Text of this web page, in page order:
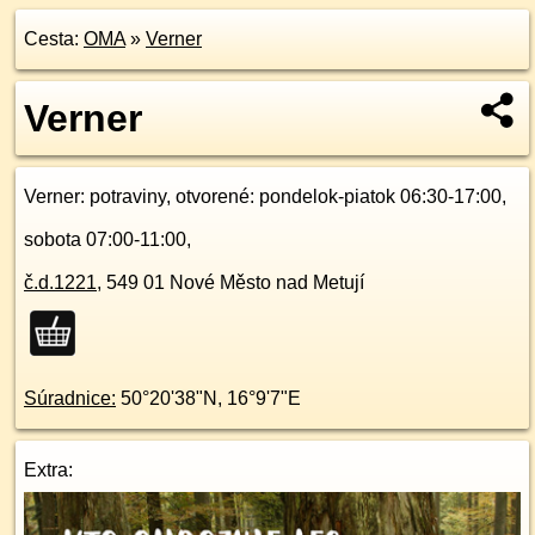
Cesta: OMA» Verner
Verner
Verner: potraviny, otvorené: pondelok-piatok 06:30-17:00,
sobota 07:00-11:00,
č.d.1221, 549 01 Nové Město nad Metují
Súradnice: 50°20'38"N , 16°9'7"E
Extra: